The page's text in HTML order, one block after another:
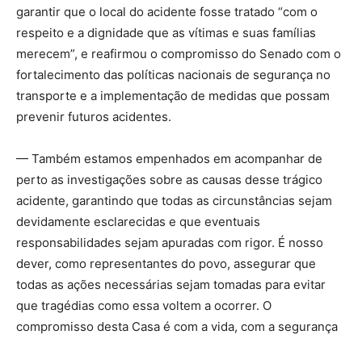
garantir que o local do acidente fosse tratado “com o
respeito e a dignidade que as vítimas e suas famílias
merecem”, e reafirmou o compromisso do Senado com o
fortalecimento das políticas nacionais de segurança no
transporte e a implementação de medidas que possam
prevenir futuros acidentes.
— Também estamos empenhados em acompanhar de
perto as investigações sobre as causas desse trágico
acidente, garantindo que todas as circunstâncias sejam
devidamente esclarecidas e que eventuais
responsabilidades sejam apuradas com rigor. É nosso
dever, como representantes do povo, assegurar que
todas as ações necessárias sejam tomadas para evitar
que tragédias como essa voltem a ocorrer. O
compromisso desta Casa é com a vida, com a segurança